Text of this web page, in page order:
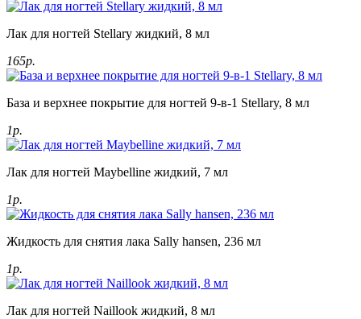
Лак для ногтей Stellary жидкий, 8 мл
165р.
База и верхнее покрытие для ногтей 9-в-1 Stellary, 8 мл
1р.
Лак для ногтей Maybelline жидкий, 7 мл
1р.
Жидкость для снятия лака Sally hansen, 236 мл
1р.
Лак для ногтей Naillook жидкий, 8 мл